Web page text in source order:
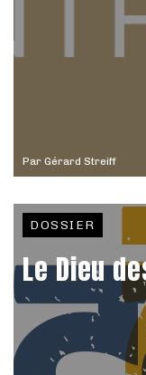
Par Gérard Streiff
DOSSIER
Le Dieu